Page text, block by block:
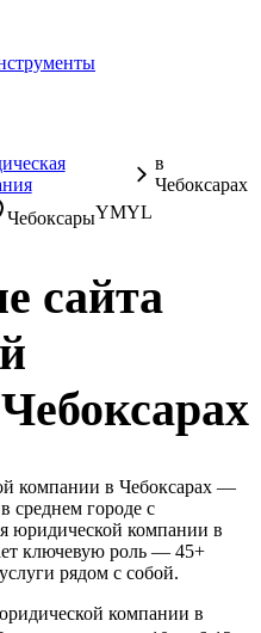
в
Чебоксарах
ЧебоксарыYMYL
сайта
компании в Чебоксарах —
среднем городе с
юридической компании в
ключевую роль — 45+
рядом с собой.
компании в